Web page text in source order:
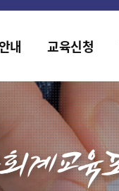
개편되었습니다.
내 교육신청